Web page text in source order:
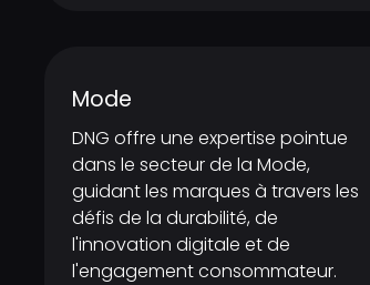
Mode
DNG offre une expertise pointue
dans le secteur de la Mode,
guidant les marques à travers les
défis de la durabilité, de
l'innovation digitale et de
l'engagement consommateur.